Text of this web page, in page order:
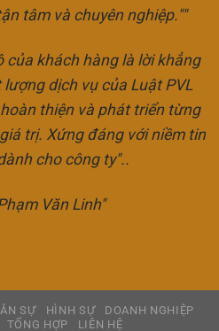
tâm và chuyên nghiệp.""
của khách hàng là lời khẳng
dịch vụ của Luật PVL
thiện và phát triển từng
trị. Xứng đáng với niềm tin
cho công ty"..
Văn Linh"
SỰ HÌNH SỰ
DOANH NGHIỆP
TỔNG HỢP LIÊN HỆ